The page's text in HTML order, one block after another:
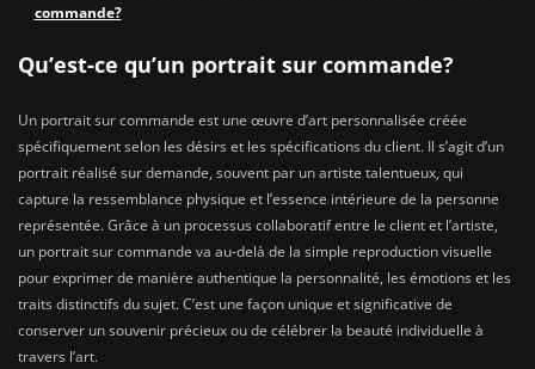
commande?
Qu’est-ce qu’un portrait sur commande?
Un portrait sur commande est une œuvre d’art personnalisée créée
spécifiquement selon les désirs et les spécifications du client. Il s’agit d’un
portrait réalisé sur demande, souvent par un artiste talentueux, qui
capture la ressemblance physique et l’essence intérieure de la personne
représentée. Grâce à un processus collaboratif entre le client et l’artiste,
un portrait sur commande va au-delà de la simple reproduction visuelle
pour exprimer de manière authentique la personnalité, les émotions et les
traits distinctifs du sujet. C’est une façon unique et significative de
conserver un souvenir précieux ou de célébrer la beauté individuelle à
travers l’art.